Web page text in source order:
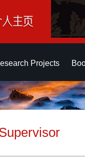
Projects